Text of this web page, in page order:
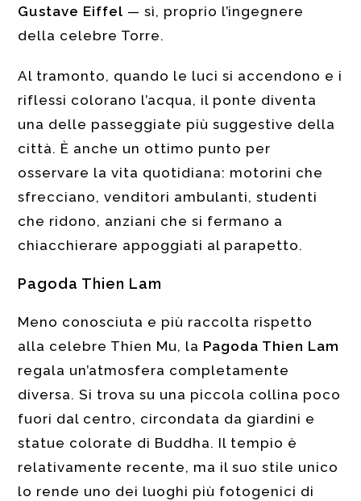
Gustave Eiffel — sì, proprio l’ingegnere
della celebre Torre.
Al tramonto, quando le luci si accendono e i
riflessi colorano l’acqua, il ponte diventa
una delle passeggiate più suggestive della
città. È anche un ottimo punto per
osservare la vita quotidiana: motorini che
sfrecciano, venditori ambulanti, studenti
che ridono, anziani che si fermano a
chiacchierare appoggiati al parapetto.
Pagoda Thien Lam
Meno conosciuta e più raccolta rispetto
alla celebre Thien Mu, la Pagoda Thien Lam
regala un’atmosfera completamente
diversa. Si trova su una piccola collina poco
fuori dal centro, circondata da giardini e
statue colorate di Buddha. Il tempio è
relativamente recente, ma il suo stile unico
lo rende uno dei luoghi più fotogenici di